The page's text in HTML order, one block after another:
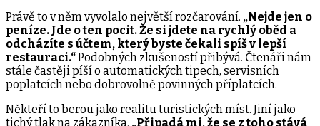
Právě to v něm vyvolalo největší rozčarování. „Nejde jen o
peníze. Jde o ten pocit. Že si jdete na rychlý oběd a
odcházíte s účtem, který byste čekali spíš v lepší
restauraci.“Podobných zkušeností přibývá. Čtenáři nám
stále častěji píší o automatických tipech, servisních
poplatcích nebo dobrovolně povinných příplatcích.
Někteří to berou jako realitu turistických míst. Jiní jako
tichý tlak na zákazníka. „Připadá mi, že se z toho stává